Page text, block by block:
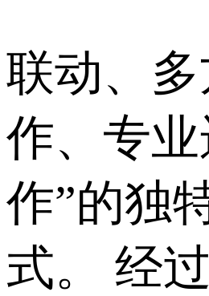
联动、
作、专业
作”的独
式。 经